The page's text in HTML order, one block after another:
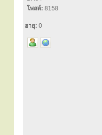
โพสต์: 8158
อายุ: 0